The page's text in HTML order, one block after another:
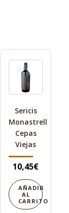
Sericis
Monastrell
Cepas
Viejas
10,45€
AÑADIR
AL
CARRITO